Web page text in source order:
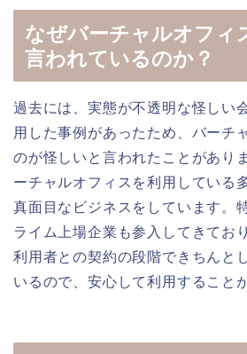
なぜバーチャルオフィ
言われているのか？
過去には、実態が不透明な怪しい
用した事例があったため、バーチ
のが怪しいと言われたことがあり
ーチャルオフィスを利用している
真面目なビジネスをしています。
ライム上場企業も参入してきてお
利用者との契約の段階できちんと
いるので、安心して利用すること